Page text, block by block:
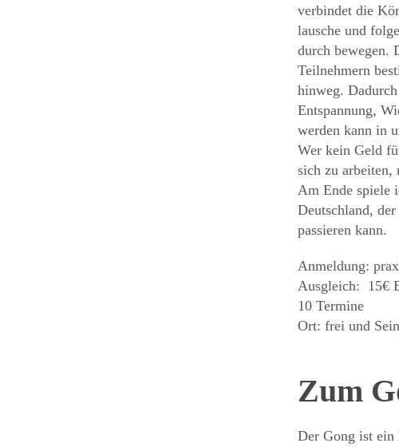
verbindet die
lausche und
durch bewegen.
Teilnehmern
hinweg.
Entspannung,
werden kann in
Wer kein Geld
sich zu arbeiten,
Am Ende spiele
Deutschland,
passieren kann.
Anmeldung:
Ausgleich: 15€
10 Termine
Ort: frei und
Zum
Der Gong ist ein